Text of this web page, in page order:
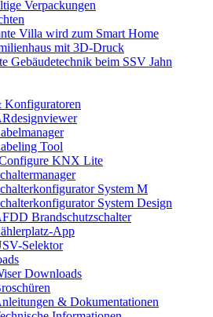
Verpackungen
Villa wird zum Smart Home
mit 3D-Druck
Gebäudetechnik beim SSV Jahn
Konfiguratoren
Tool
KNX Lite
System M
System Design
Brandschutzschalter
App
Selektor
Downloads
& Dokumentationen